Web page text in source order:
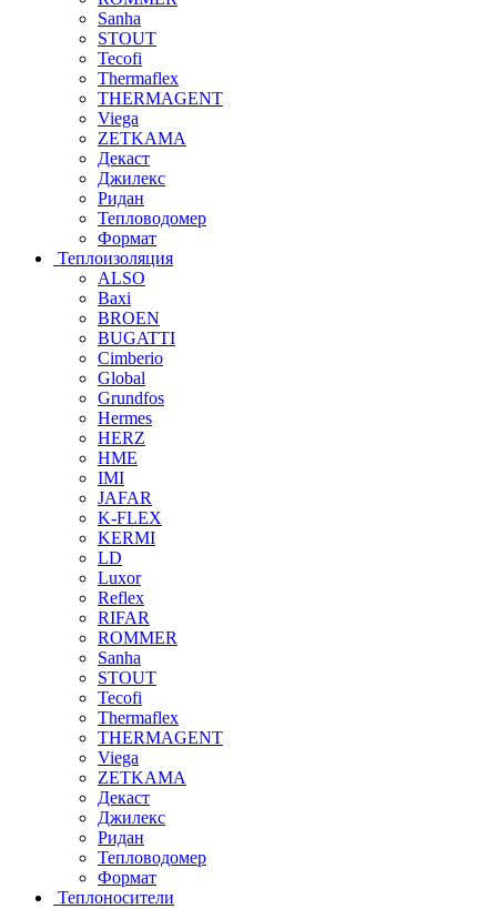
Sanha
STOUT
Tecofi
Thermaflex
THERMAGENT
Viega
ZETKAMA
Декаст
Джилекс
Ридан
Тепловодомер
Формат
Теплоизоляция
ALSO
Baxi
BROEN
BUGATTI
Cimberio
Global
Grundfos
Hermes
HERZ
HME
IMI
JAFAR
K-FLEX
KERMI
LD
Luxor
Reflex
RIFAR
ROMMER
Sanha
STOUT
Tecofi
Thermaflex
THERMAGENT
Viega
ZETKAMA
Декаст
Джилекс
Ридан
Тепловодомер
Формат
Теплоносители